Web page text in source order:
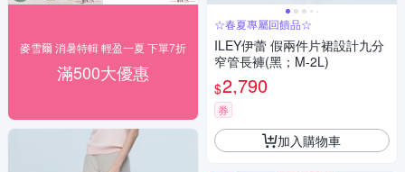
麥雪爾 消暑特輯 輕盈一夏 下單7折
滿500大優惠
☆春夏專屬回饋品☆
ILEY伊蕾 假兩件片裙設計九分
窄管長褲(黑；M-2L)
$2,790
券
加入購物車